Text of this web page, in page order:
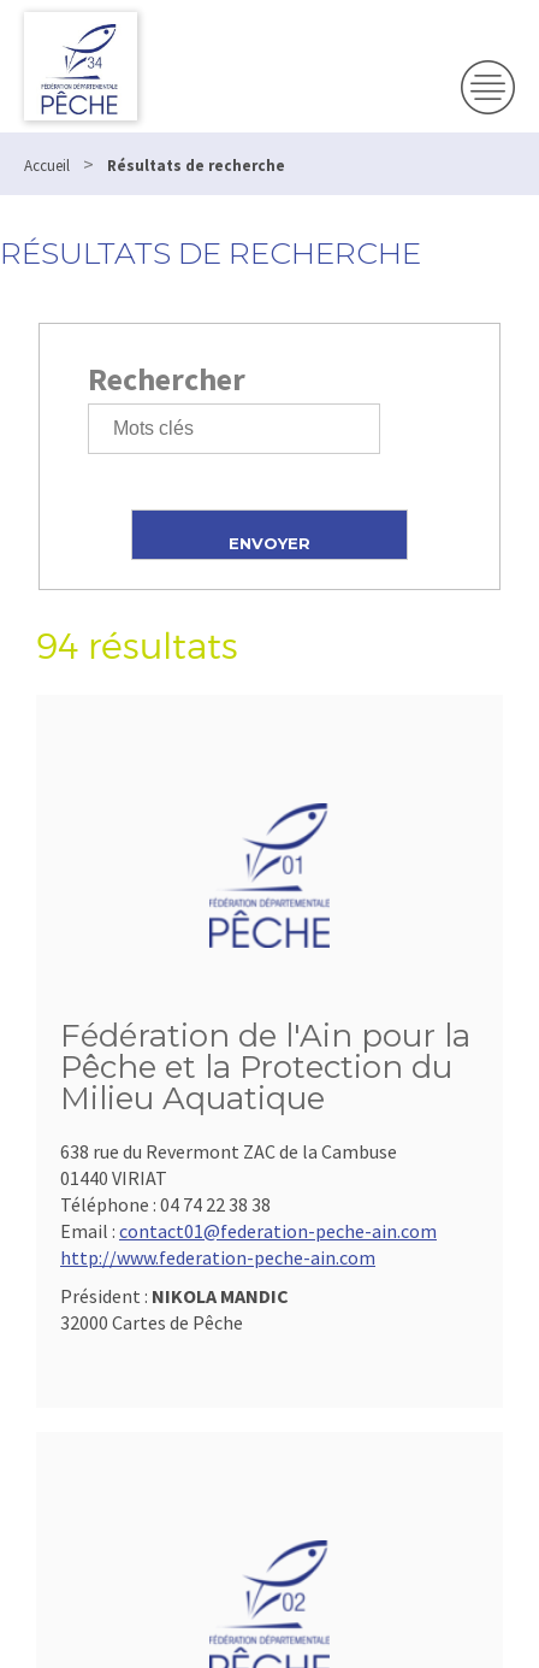
Panneau de gestion des cookies
Accueil > Résultats de recherche
RÉSULTATS DE RECHERCHE
Rechercher
94 résultats
Fédération de l'Ain pour la
Pêche et la Protection du
Milieu Aquatique
638 rue du Revermont ZAC de la Cambuse
01440 VIRIAT
Téléphone : 04 74 22 38 38
Email : contact01@federation-peche-ain.com
http://www.federation-peche-ain.com
Président : NIKOLA MANDIC
32000 Cartes de Pêche